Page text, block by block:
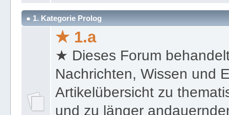
● 1. Kategorie Prolog
★ 1.a
★ Dieses Forum
Nachrichten, Wissen und
Artikelübersicht zu
und zu länger